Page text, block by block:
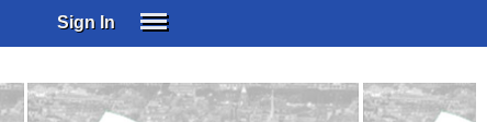
Sign In
SUBSCRIBE